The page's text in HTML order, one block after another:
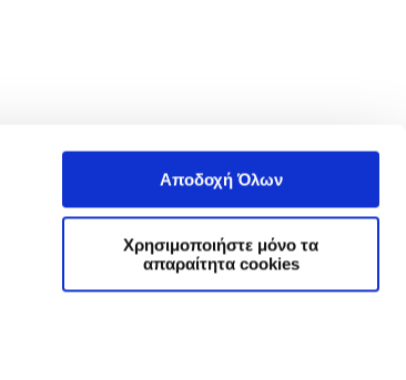
Αποδοχή Όλων
Χρησιμοποιήστε μόνο τα
απαραίτητα cookies